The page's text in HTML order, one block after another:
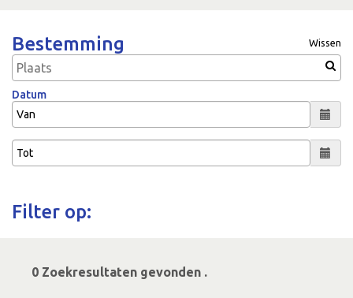
Bestemming Wissen
Datum
Filter op:
0 Zoekresultaten gevonden .